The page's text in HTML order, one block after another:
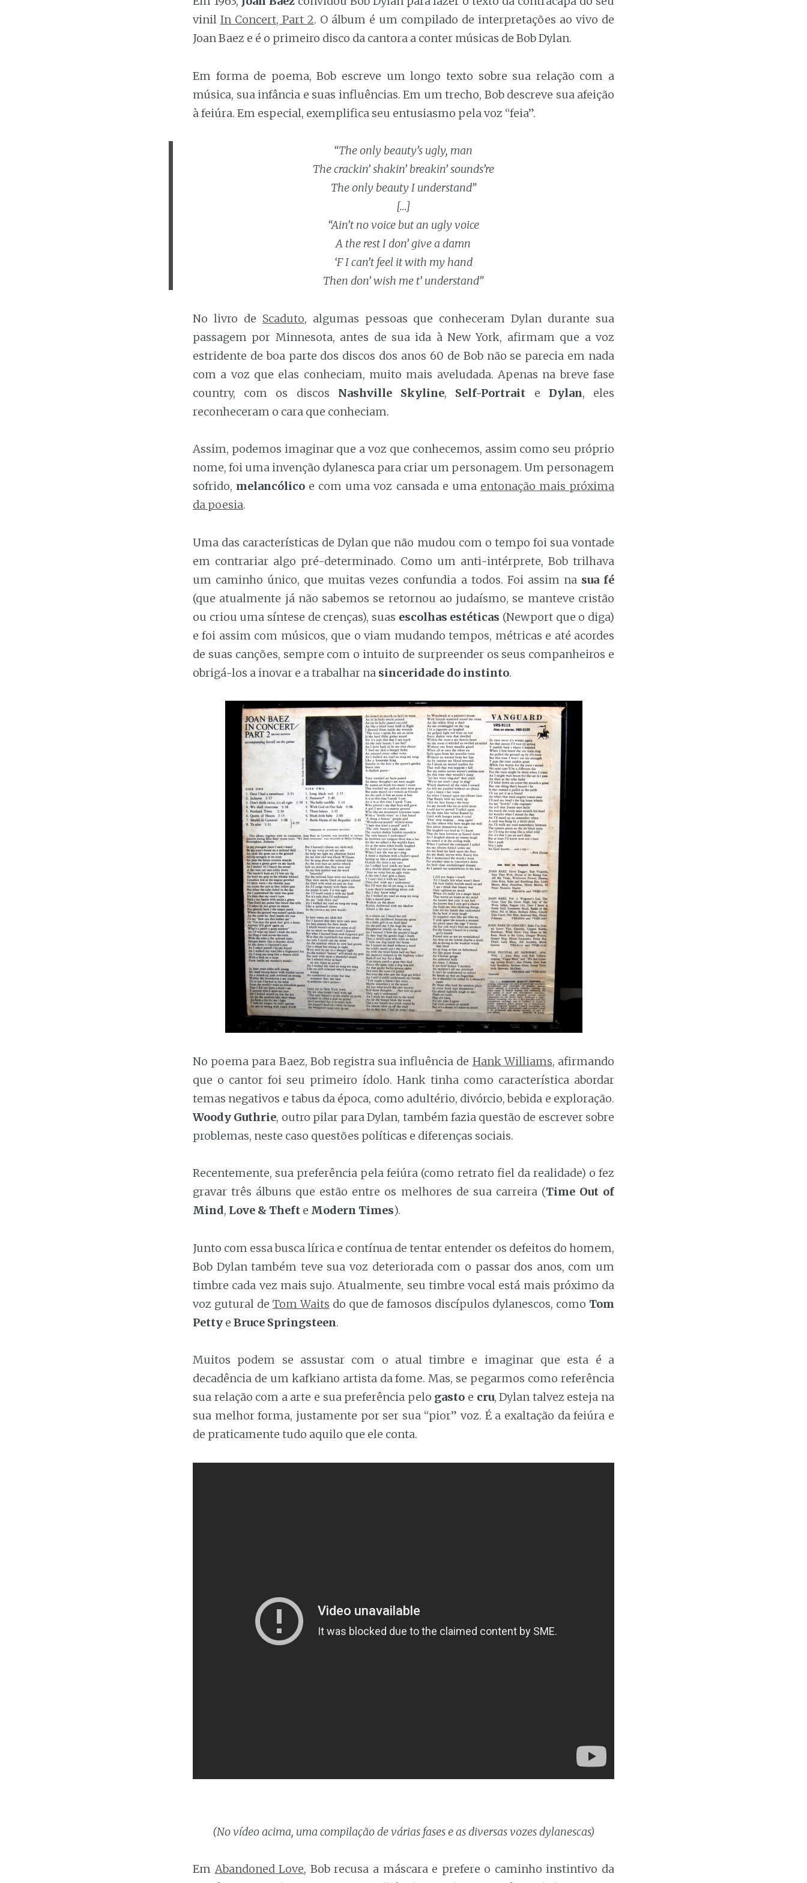
vinil In Concert, Part 2. O álbum é um compilado de interpretações ao vivo de
Joan Baez e é o primeiro disco da cantora a conter músicas de Bob Dylan.
Em forma de poema, Bob escreve um longo texto sobre sua relação com a
música, sua infância e suas influências. Em um trecho, Bob descreve sua afeição
à feiúra. Em especial, exemplifica seu entusiasmo pela voz “feia”.
“The only beauty’s ugly, man
The crackin’ shakin’ breakin’ sounds’re
The only beauty I understand”
[…]
“Ain’t no voice but an ugly voice
A the rest I don’ give a damn
‘F I can’t feel it with my hand
Then don’ wish me t’ understand”
No livro de Scaduto, algumas pessoas que conheceram Dylan durante sua
passagem por Minnesota, antes de sua ida à New York, afirmam que a voz
estridente de boa parte dos discos dos anos 60 de Bob não se parecia em nada
com a voz que elas conheciam, muito mais aveludada. Apenas na breve fase
country, com os discos Nashville Skyline, Self-Portrait e Dylan, eles
reconheceram o cara que conheciam.
Assim, podemos imaginar que a voz que conhecemos, assim como seu próprio
nome, foi uma invenção dylanesca para criar um personagem. Um personagem
sofrido, melancólico e com uma voz cansada e uma entonação mais próxima
da poesia.
Uma das características de Dylan que não mudou com o tempo foi sua vontade
em contrariar algo pré-determinado. Como um anti-intérprete, Bob trilhava
um caminho único, que muitas vezes confundia a todos. Foi assim na sua fé
(que atualmente já não sabemos se retornou ao judaísmo, se manteve cristão
ou criou uma síntese de crenças), suas escolhas estéticas (Newport que o diga)
e foi assim com músicos, que o viam mudando tempos, métricas e até acordes
de suas canções, sempre com o intuito de surpreender os seus companheiros e
obrigá-los a inovar e a trabalhar na sinceridade do instinto.
No poema para Baez, Bob registra sua influência de Hank Williams, afirmando
que o cantor foi seu primeiro ídolo. Hank tinha como característica abordar
temas negativos e tabus da época, como adultério, divórcio, bebida e exploração.
Woody Guthrie, outro pilar para Dylan, também fazia questão de escrever sobre
problemas, neste caso questões políticas e diferenças sociais.
Recentemente, sua preferência pela feiúra (como retrato fiel da realidade) o fez
gravar três álbuns que estão entre os melhores de sua carreira (Time Out of
Mind, Love & Theft e Modern Times).
Junto com essa busca lírica e contínua de tentar entender os defeitos do homem,
Bob Dylan também teve sua voz deteriorada com o passar dos anos, com um
timbre cada vez mais sujo. Atualmente, seu timbre vocal está mais próximo da
voz gutural de Tom Waits do que de famosos discípulos dylanescos, como Tom
Petty e Bruce Springsteen.
Muitos podem se assustar com o atual timbre e imaginar que esta é a
decadência de um kafkiano artista da fome. Mas, se pegarmos como referência
sua relação com a arte e sua preferência pelo gasto e cru, Dylan talvez esteja na
sua melhor forma, justamente por ser sua “pior” voz. É a exaltação da feiúra e
de praticamente tudo aquilo que ele conta.
(No vídeo acima, uma compilação de várias fases e as diversas vozes dylanescas)
Em Abandoned Love, Bob recusa a máscara e prefere o caminho instintivo da